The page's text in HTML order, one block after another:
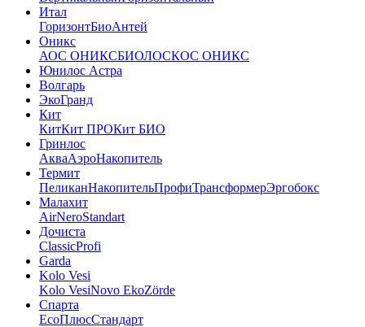
Итал
ГоризонтБиоАнтей
Оникс
АОС ОНИКСБИОЛОСКОС ОНИКС
Юнилос Астра
Волгарь
ЭкоГранд
Кит
КитКит ПРОКит БИО
Гринлос
АкваАэроНакопитель
Термит
ПеликанНакопительПрофиТрансформерЭргобокс
Малахит
AirNeroStandart
Дочиста
ClassicProfi
Garda
Kolo Vesi
Kolo VesiNovo EkoZörde
Спарта
EcoПлюсСтандарт